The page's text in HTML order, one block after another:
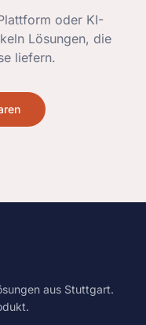
oder KI-
Lösungen, die
liefern.
aus Stuttgart.